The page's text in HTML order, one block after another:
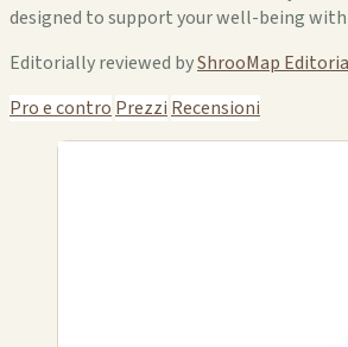
designed to support your well-being
Editorially reviewed byShrooMap
Pro e contro Prezzi Recensioni